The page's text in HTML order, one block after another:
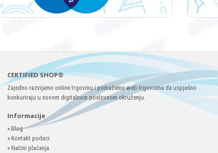
CERTIFIED SHOP®
Zajedno razvijamo online trgovinu i pomažemo web trgovcima da uspješno
konkuriraju u novom digitalnom poslovnom okruženju.
Informacije
»Blog
» Kontakt podaci
» Načini plaćanja